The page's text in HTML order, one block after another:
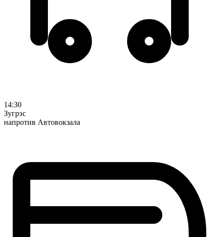
14:30
Зугрэс
напротив Автовокзала